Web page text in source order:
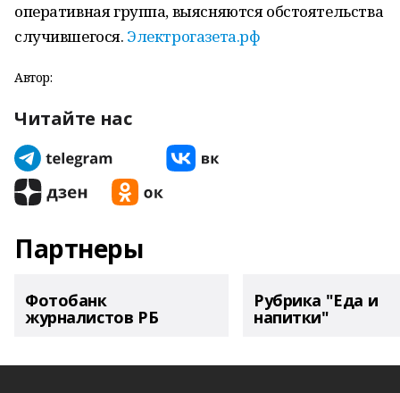
оперативная группа, выясняются обстоятельства
случившегося. Электрогазета.рф
Автор:
Читайте нас
Партнеры
Фотобанк
журналистов РБ
Рубрика "Еда и
напитки"